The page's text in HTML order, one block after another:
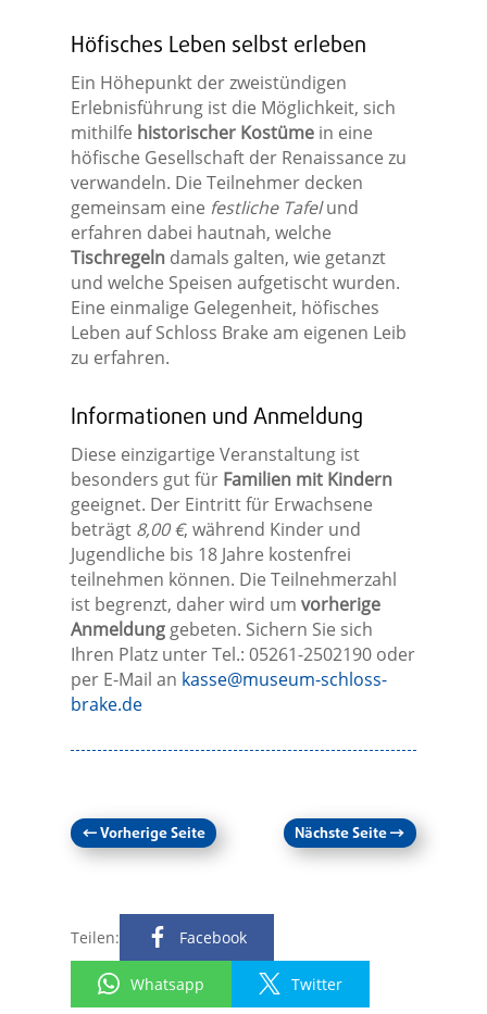
Höfisches Leben selbst erleben
Ein Höhepunkt der zweistündigen
Erlebnisführung ist die Möglichkeit, sich
mithilfe historischer Kostümein eine
höfische Gesellschaft der Renaissance zu
verwandeln. Die Teilnehmer decken
gemeinsam eine festliche Tafelund
erfahren dabei hautnah, welche
Tischregelndamals galten, wie getanzt
und welche Speisen aufgetischt wurden.
Eine einmalige Gelegenheit, höfisches
Leben auf Schloss Brake am eigenen Leib
zu erfahren.
Informationen und Anmeldung
Diese einzigartige Veranstaltung ist
besonders gut für Familien mit Kindern
geeignet. Der Eintritt für Erwachsene
beträgt 8,00 €, während Kinder und
Jugendliche bis 18 Jahre kostenfrei
teilnehmen können. Die Teilnehmerzahl
ist begrenzt, daher wird um vorherige
Anmeldunggebeten. Sichern Sie sich
Ihren Platz unter Tel.: 05261-2502190 oder
per E-Mail an kasse@museum-schloss-
brake.de
←Vorherige Seite Nächste Seite→
Teilen: Facebook
Whatsapp Twitter